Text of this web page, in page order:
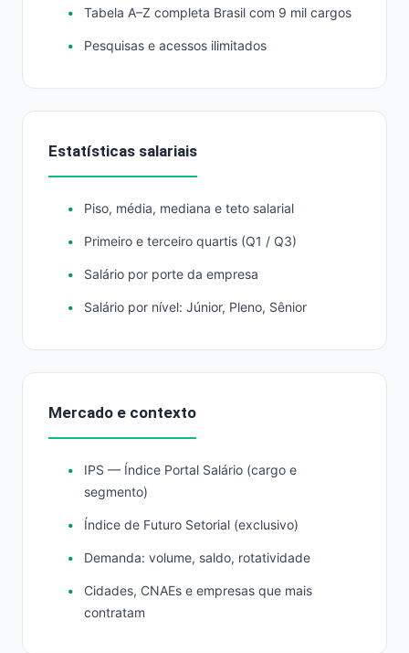
Tabela A–Z completa Brasil com 9 mil cargos
Pesquisas e acessos ilimitados
Estatísticas salariais
Piso, média, mediana e teto salarial
Primeiro e terceiro quartis (Q1 / Q3)
Salário por porte da empresa
Salário por nível: Júnior, Pleno, Sênior
Mercado e contexto
IPS — Índice Portal Salário (cargo e
segmento)
Índice de Futuro Setorial (exclusivo)
Demanda: volume, saldo, rotatividade
Cidades, CNAEs e empresas que mais
contratam